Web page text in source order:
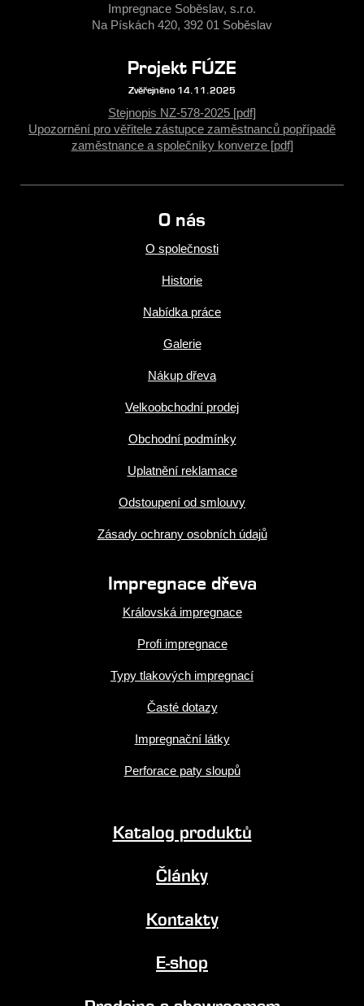
Impregnace Soběslav, s.r.o.
Na Pískách 420, 392 01 Soběslav
Projekt FÚZE
Zvěřejněno 14.11.2025
Stejnopis NZ-578-2025 [pdf]
Upozornění pro věřitele zástupce zaměstnanců popřípadě
zaměstnance a společníky konverze [pdf]
O nás
O společnosti
Historie
Nabídka práce
Galerie
Nákup dřeva
Velkoobchodní prodej
Obchodní podmínky
Uplatnění reklamace
Odstoupení od smlouvy
Zásady ochrany osobních údajů
Impregnace dřeva
Královská impregnace
Profi impregnace
Typy tlakových impregnací
Časté dotazy
Impregnační látky
Perforace paty sloupů
Katalog produktů
Články
Kontakty
E-shop